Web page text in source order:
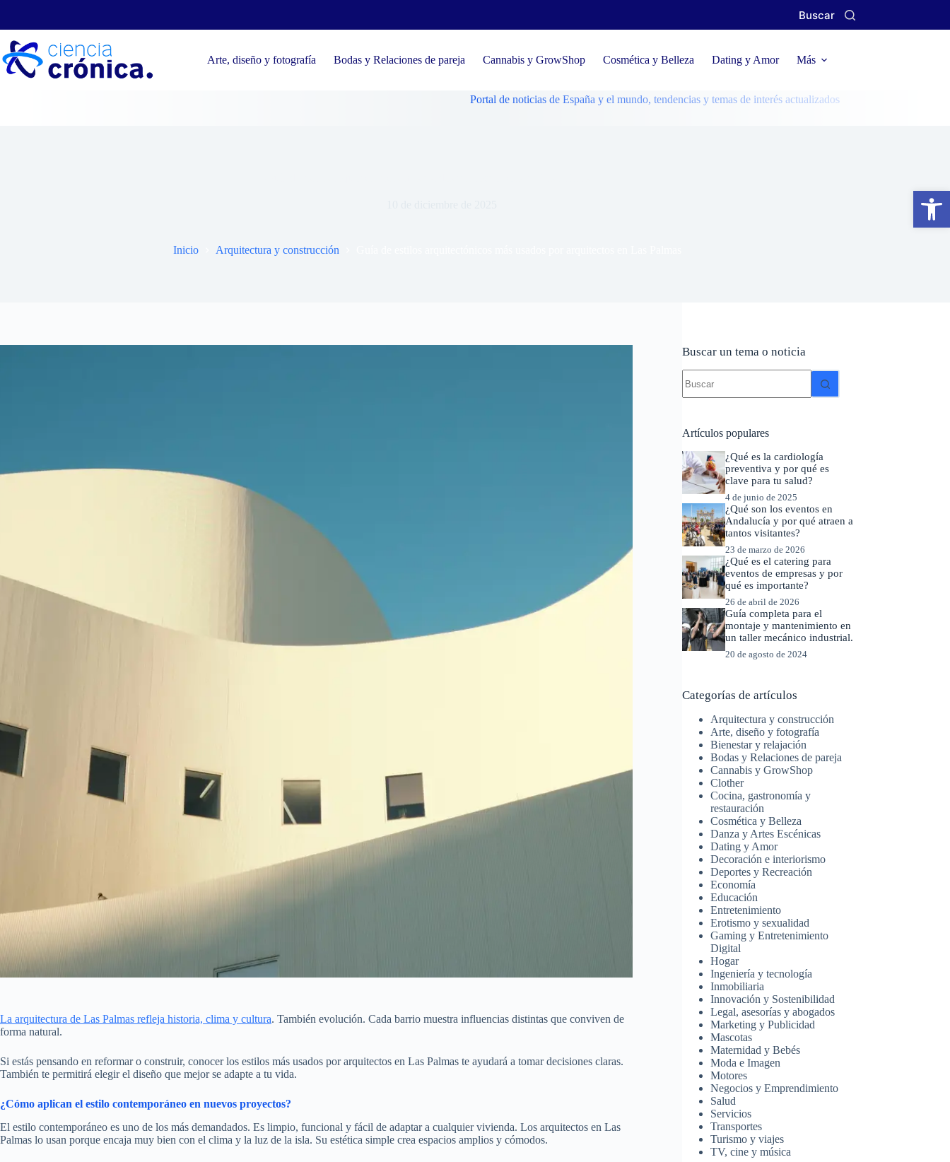
Abrir barra de herramientas
contenido
Buscar
Arte, diseño y fotografía Bodas y Relaciones de pareja Cannabis y GrowShop Cosmética y Belleza Dating y Amor Más
Portal de noticias de España y el mundo, tendencias y temas de interés actualizados
Inicio Arquitectura y construcción
La arquitectura de Las Palmas refleja historia, clima y cultura. También evolución. Cada barrio muestra influencias distintas que conviven de
forma natural.
Si estás pensando en reformar o construir, conocer los estilos más usados por arquitectos en Las Palmas te ayudará a tomar decisiones claras.
También te permitirá elegir el diseño que mejor se adapte a tu vida.
¿Cómo aplican el estilo contemporáneo en nuevos proyectos?
El estilo contemporáneo es uno de los más demandados. Es limpio, funcional y fácil de adaptar a cualquier vivienda. Los arquitectos en Las
Palmas lo usan porque encaja muy bien con el clima y la luz de la isla. Su estética simple crea espacios amplios y cómodos.
Buscar un tema o noticia
resultados
Artículos populares
¿Qué es la cardiología
preventiva y por qué es
clave para tu salud?
4 de junio de 2025
¿Qué son los eventos en
Andalucía y por qué atraen a
tantos visitantes?
23 de marzo de 2026
¿Qué es el catering para
eventos de empresas y por
qué es importante?
26 de abril de 2026
Guía completa para el
montaje y mantenimiento en
un taller mecánico industrial.
20 de agosto de 2024
Categorías de artículos
Arquitectura y construcción
Arte, diseño y fotografía
Bienestar y relajación
Bodas y Relaciones de pareja
Cannabis y GrowShop
Clother
Cocina, gastronomía y
restauración
Cosmética y Belleza
Danza y Artes Escénicas
Dating y Amor
Decoración e interiorismo
Deportes y Recreación
Economía
Educación
Entretenimiento
Erotismo y sexualidad
Gaming y Entretenimiento
Digital
Hogar
Ingeniería y tecnología
Inmobiliaria
Innovación y Sostenibilidad
Legal, asesorías y abogados
Marketing y Publicidad
Mascotas
Maternidad y Bebés
Moda e Imagen
Motores
Negocios y Emprendimiento
Salud
Servicios
Transportes
Turismo y viajes
TV, cine y música